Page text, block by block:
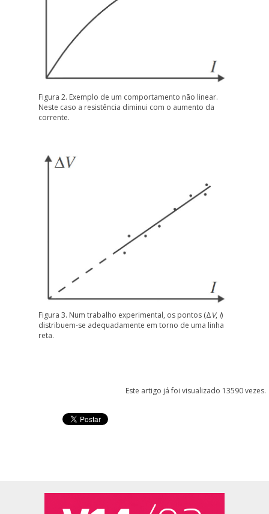
Figura 2. Exemplo de um comportamento não linear.
Neste caso a resistência diminui com o aumento da
corrente.
Figura 3. Num trabalho experimental, os pontos (ΔV, I)
distribuem-se adequadamente em torno de uma linha
reta.
Este artigo já foi visualizado 13590 vezes.